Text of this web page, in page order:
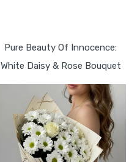
Pure Beauty Of Innocence:
White Daisy & Rose Bouquet